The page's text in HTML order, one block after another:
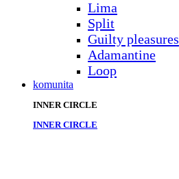
Lima
Split
Guilty pleasures
Adamantine
Loop
komunita
INNER CIRCLE
INNER CIRCLE